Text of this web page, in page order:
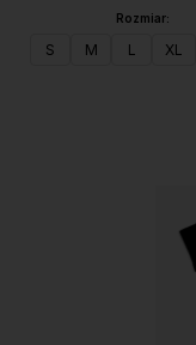
Rozmiar:
S M L XL